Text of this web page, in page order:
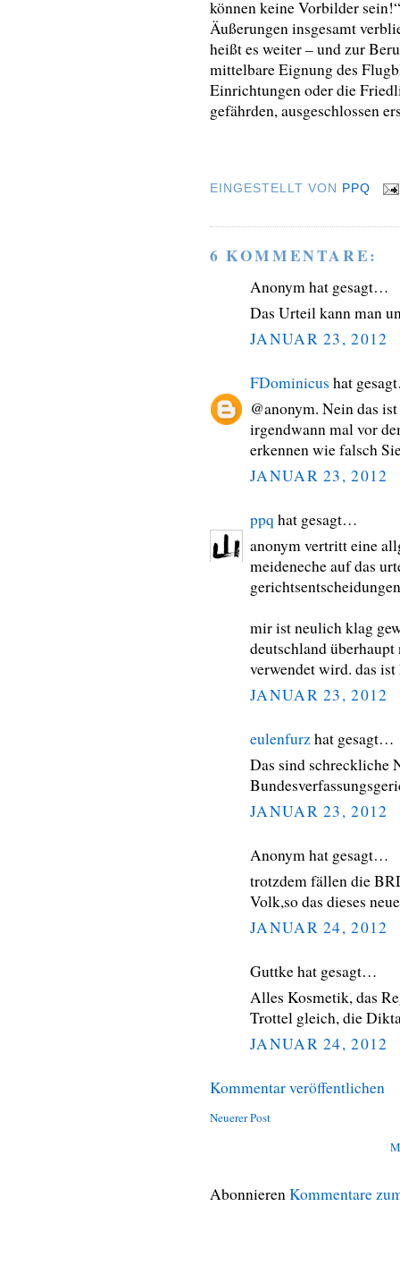
können keine Vorbilder
Äußerungen insgesamt
heißt es weiter – und zur
mittelbare Eignung des
Einrichtungen oder die
gefährden, ausgeschlossen
EINGESTELLT VON PPQ
6 KOMMENTARE:
Anonym hat gesagt…
Das Urteil kann man
JANUAR 23, 2012
FDominicus hat
@anonym. Nein das
irgendwann mal vor
erkennen wie falsch
JANUAR 23, 2012
ppq hat gesagt…
anonym vertritt eine
meideneche auf das
mir ist neulich klag
deutschland
verwendet wird. das
JANUAR 23, 2012
eulenfurzhat gesagt…
Das sind schreckliche
JANUAR 23, 2012
Anonym hat gesagt…
trotzdem fällen die
Volk,so das dieses
JANUAR 24, 2012
Guttke hat gesagt…
Alles Kosmetik, das
Trottel gleich, die
JANUAR 24, 2012
Kommentar veröffentlichen
Neuerer Post
AbonnierenKommentare